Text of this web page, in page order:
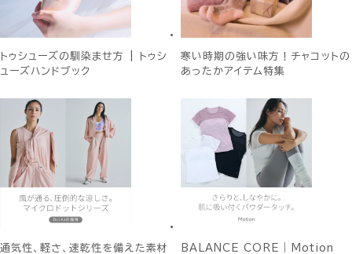
トゥシューズの馴染ませ方 | トゥシ
ューズハンドブック
寒い時期の強い味方！チャコットの
あったかアイテム特集
通気性、軽さ、速乾性を備えた素材
BALANCE CORE｜Motion